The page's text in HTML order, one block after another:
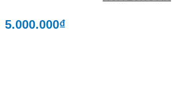
5.000.000₫